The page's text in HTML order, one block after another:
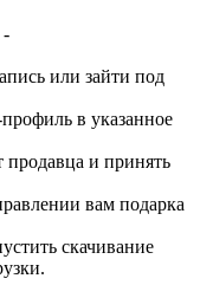
-
или зайти под
в указанное
продавца и принять
вам подарка
скачивание